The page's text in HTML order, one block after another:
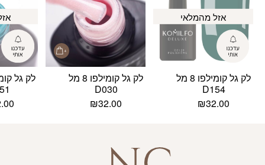
אזל מהמלאי
לק גל קומילפו 8 מל
D154
₪32.00
לק גל קומילפו 8 מל
D030
₪32.00